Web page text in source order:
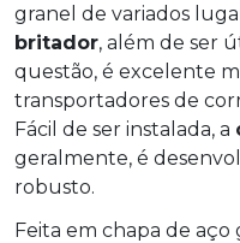
granel de variados
britador, além de ser
questão, é excelente
transportadores de
Fácil de ser instalada, a
geralmente, é
robusto.
Feita em chapa de aço